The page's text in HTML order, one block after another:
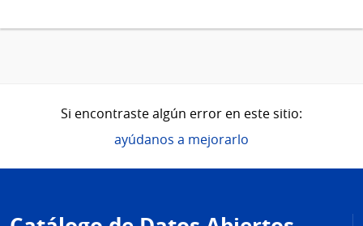
Si encontraste algún error en este sitio:
ayúdanos a mejorarlo
de